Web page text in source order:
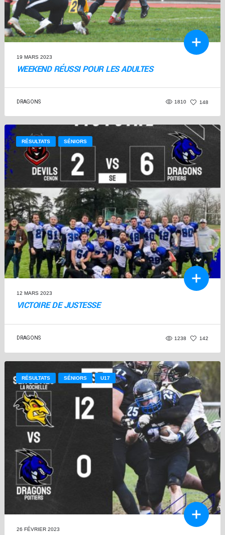
19 MARS 2023
WEEKEND RÉUSSI POUR LES ADULTES
DRAGONS 1810 148
RÉSULTATS SÉNIORS
12 MARS 2023
VICTOIRE DE JUSTESSE
DRAGONS 1238 142
RÉSULTATS SÉNIORS U17
26 FÉVRIER 2023